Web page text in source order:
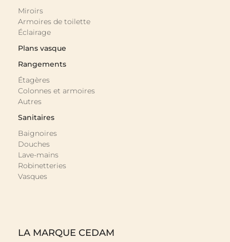
Miroirs
Armoires de toilette
Éclairage
Plans vasque
Rangements
Étagères
Colonnes et armoires
Autres
Sanitaires
Baignoires
Douches
Lave-mains
Robinetteries
Vasques
LA MARQUE CEDAM